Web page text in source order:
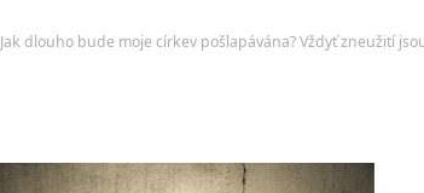
Jak dlouho bude moje církev pošlapávána? Vždyť zneužití